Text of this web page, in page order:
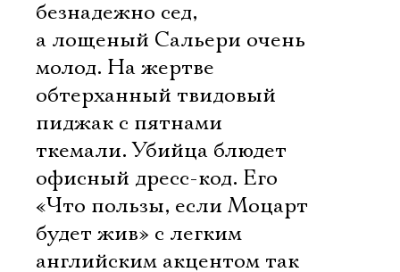
безнадежно сед,
а лощеный Сальери очень
молод. На жертве 
обтерханный твидовый
пиджак с пятнами
ткемали. Убийца блюдет
офисный дресс-код. Его
«Что пользы, если Моцарт
будет жив» с легким
английским акцентом так